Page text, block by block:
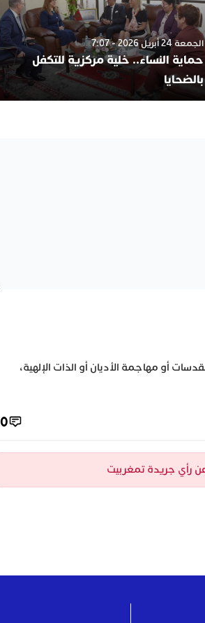
الجمعة 24 أبريل 2026 - 7:07
حماية النساء.. خلية مركزية للتكفل
بالضحايا
أو مهاجمة الأديان أو الذات الإلهية،
0
عن رأي جريدة تمغربيت